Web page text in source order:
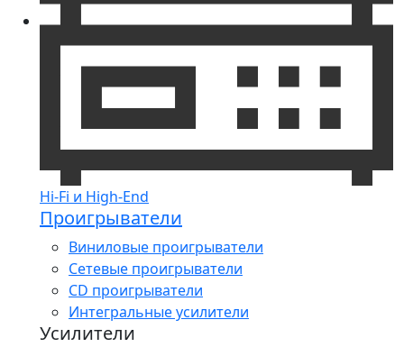
Hi-Fi и High-End
Проигрыватели
Виниловые проигрыватели
Сетевые проигрыватели
CD проигрыватели
Интегральные усилители
Усилители